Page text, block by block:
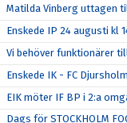
Matilda Vinberg uttagen
Enskede IP 24 augusti kl
Vi behöver funktionärer
Enskede IK - FC Djursholm
EIK möter IF BP i 2:a
Dags för STOCKHOLM